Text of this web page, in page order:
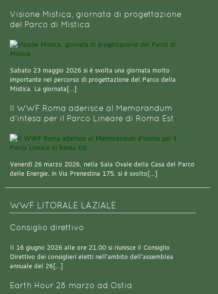
Visione Mistica, giornata di progettazione
del Parco di Mistica
Sabato 23 maggio 2026 si è svolta una giornata molto
importante nel percorso di progettazione del Parco della
Mistica. La giornata[…]
Il WWF Roma aderisce al Memorandum
d’intesa per il Parco Lineare di Roma Est
Venerdì 26 marzo 2026, nella Sala Ovale della Casa del Parco
delle Energie, in Via Prenestina 175, si è svolto[…]
WWF LITORALE LAZIALE
Consiglio direttivo
Il 16 giugno 2026 alle ore 21.00 si riunisce il Consiglio
Direttivo dei consiglieri eletti nell’ambito dell’assemblea
annuale del 26[…]
Earth Hour 28 marzo ad Ostia